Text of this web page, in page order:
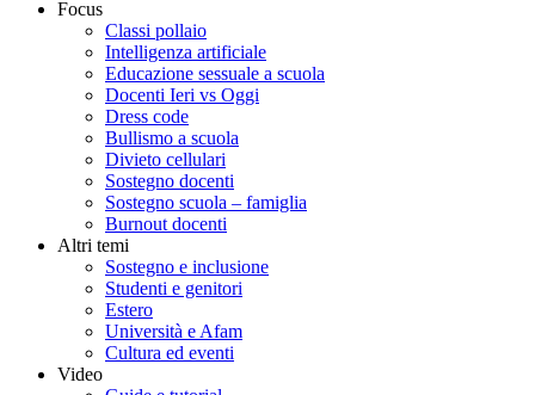
Focus
Classi pollaio
Intelligenza artificiale
Educazione sessuale a scuola
Docenti Ieri vs Oggi
Dress code
Bullismo a scuola
Divieto cellulari
Sostegno docenti
Sostegno scuola – famiglia
Burnout docenti
Altri temi
Sostegno e inclusione
Studenti e genitori
Estero
Università e Afam
Cultura ed eventi
Video